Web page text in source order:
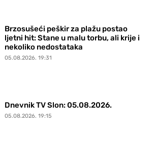
Brzosušeći peškir za plažu postao
ljetni hit: Stane u malu torbu, ali krije i
nekoliko nedostataka
05.08.2026. 19:31
Dnevnik TV Slon: 05.08.2026.
05.08.2026. 19:15